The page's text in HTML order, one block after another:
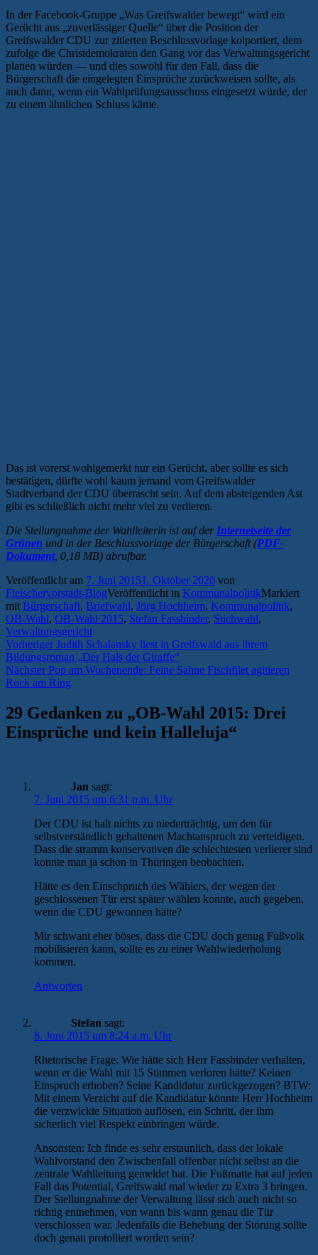
In der Facebook-Gruppe „Was Greifswalder bewegt“ wird ein
Gerücht aus „zuverlässiger Quelle“ über die Position der
Greifswalder CDU zur zitierten Beschlussvorlage kolportiert, dem
zufolge die Christdemokraten den Gang vor das Verwaltungsgericht
planen würden — und dies sowohl für den Fall, dass die
Bürgerschaft die eingelegten Einsprüche zurückweisen sollte, als
auch dann, wenn ein Wahlprüfungsausschuss eingesetzt würde, der
zu einem ähnlichen Schluss käme.
Das ist vorerst wohlgemerkt nur ein Gerücht, aber sollte es sich
bestätigen, dürfte wohl kaum jemand vom Greifswalder
Stadtverband der CDU überrascht sein. Auf dem absteigenden Ast
gibt es schließlich nicht mehr viel zu verlieren.
Die Stellungnahme der Wahlleiterin ist auf der Internetseite der
Grünen und in der Beschlussvorlage der Bürgerschaft (PDF-
Dokument, 0,18 MB) abrufbar.
Veröffentlicht am 7. Juni 20151. Oktober 2020 von
Fleischervorstadt-BlogVeröffentlicht in KommunalpolitikMarkiert
mit Bürgerschaft, Briefwahl, Jörg Hochheim, Kommunalpolitik,
OB-Wahl, OB-Wahl 2015, Stefan Fassbinder, Stichwahl,
Verwaltungsgericht
Beitragsnavigation
Vorheriger Vorheriger
Beitrag:
Judith Schalansky liest in Greifswald aus ihrem
Bildungsroman „Der Hals der Giraffe“
Nächster Nächster
Beitrag:
Pop am Wochenende: Feine Sahne Fischfilet agitieren
Rock am Ring
29 Gedanken zu „OB-Wahl 2015: Drei
Einsprüche und kein Halleluja“
Jan sagt:
7. Juni 2015 um 6:31 p.m. Uhr
Der CDU ist halt nichts zu niederträchtig, um den für
selbstverständlich gehaltenen Machtanspruch zu verteidigen.
Dass die stramm konservativen die schlechtesten verlierer sind
konnte man ja schon in Thüringen beobachten.
Hätte es den Einschpruch des Wählers, der wegen der
geschlossenen Tür erst später wählen konnte, auch gegeben,
wenn die CDU gewonnen hätte?
Mir schwant eher böses, dass die CDU doch genug Fußvolk
mobilisieren kann, sollte es zu einer Wahlwiederholung
kommen.
Antworten
Stefan sagt:
8. Juni 2015 um 8:24 a.m. Uhr
Rhetorische Frage: Wie hätte sich Herr Fassbinder verhalten,
wenn er die Wahl mit 15 Stimmen verloren hätte? Keinen
Einspruch erhoben? Seine Kandidatur zurückgezogen? BTW:
Mit einem Verzicht auf die Kandidatur könnte Herr Hochheim
die verzwickte Situation auflösen, ein Schritt, der ihm
sicherlich viel Respekt einbringen würde.
Ansonsten: Ich finde es sehr erstaunlich, dass der lokale
Wahlvorstand den Zwischenfall offenbar nicht selbst an die
zentrale Wahlleitung gemeldet hat. Die Fußmatte hat auf jeden
Fall das Potential, Greifswald mal wieder zu Extra 3 bringen.
Der Stellungnahme der Verwaltung lässt sich auch nicht so
richtig entnehmen, von wann bis wann genau die Tür
verschlossen war. Jedenfalls die Behebung der Störung sollte
doch genau protolliert worden sein?